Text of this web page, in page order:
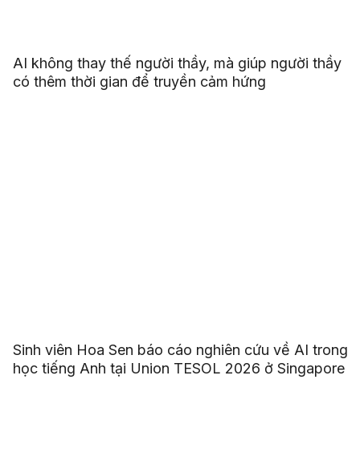
AI không thay thế người thầy, mà giúp người thầy
có thêm thời gian để truyền cảm hứng
Sinh viên Hoa Sen báo cáo nghiên cứu về AI trong
học tiếng Anh tại Union TESOL 2026 ở Singapore